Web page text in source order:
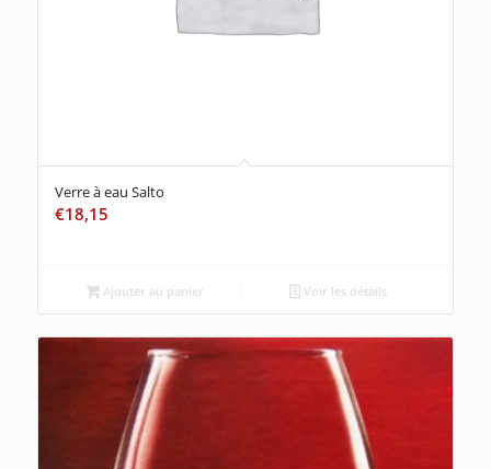
Verre à eau Salto
€18,15
Ajouter au panier Voir les détails